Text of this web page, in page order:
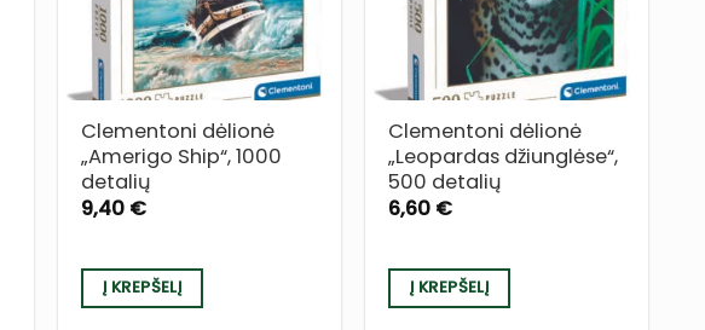
Clementoni dėlionė
„Amerigo Ship“, 1000
detalių
9,40 €
Į KREPŠELĮ
Clementoni dėlionė
„Leopardas džiunglėse“,
500 detalių
6,60 €
Į KREPŠELĮ